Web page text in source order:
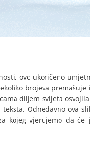
ovo ukoričeno
brojeva premašuje
diljem svijeta
Odnedavno ova
kojeg vjerujemo da će